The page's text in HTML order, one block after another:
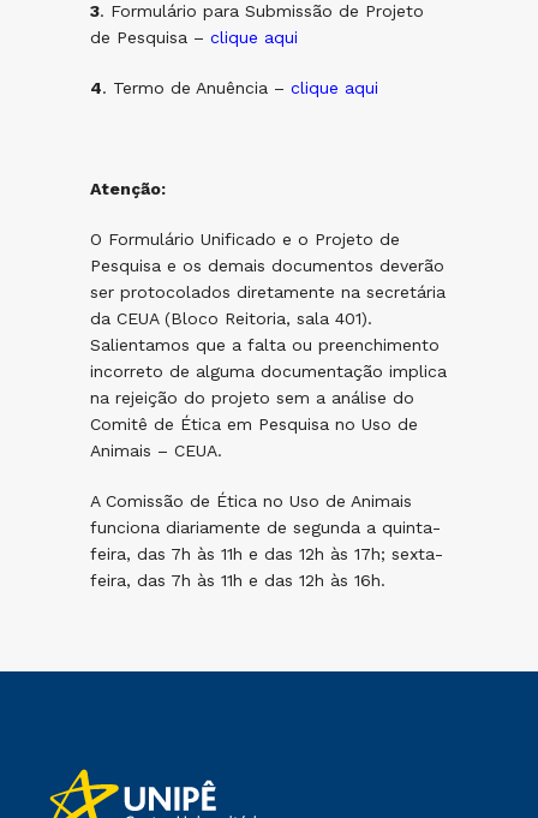
3. Formulário para Submissão de Projeto
de Pesquisa – clique aqui
4. Termo de Anuência – clique aqui
Atenção:
O Formulário Unificado e o Projeto de
Pesquisa e os demais documentos deverão
ser protocolados diretamente na secretária
da CEUA (Bloco Reitoria, sala 401).
Salientamos que a falta ou preenchimento
incorreto de alguma documentação implica
na rejeição do projeto sem a análise do
Comitê de Ética em Pesquisa no Uso de
Animais – CEUA.
A Comissão de Ética no Uso de Animais
funciona diariamente de segunda a quinta-
feira, das 7h às 11h e das 12h às 17h; sexta-
feira, das 7h às 11h e das 12h às 16h.